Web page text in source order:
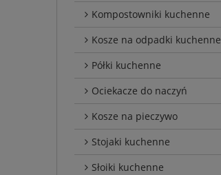
Kompostowniki kuchenne
Kosze na odpadki kuchenne
Półki kuchenne
Ociekacze do naczyń
Kosze na pieczywo
Stojaki kuchenne
Słoiki kuchenne